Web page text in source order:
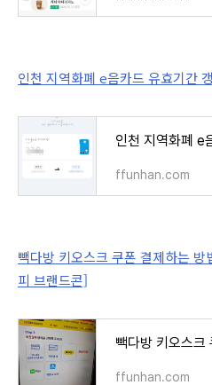
인천 지역화폐 e음카드 유효기간
ffunhan.com
빽다방 키오스크 쿠폰 결제하는
피 브랜드콘]
ffunhan.com